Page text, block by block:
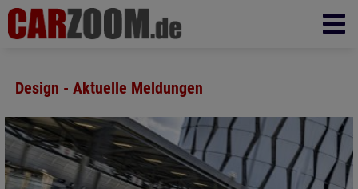
Design - Aktuelle Meldungen